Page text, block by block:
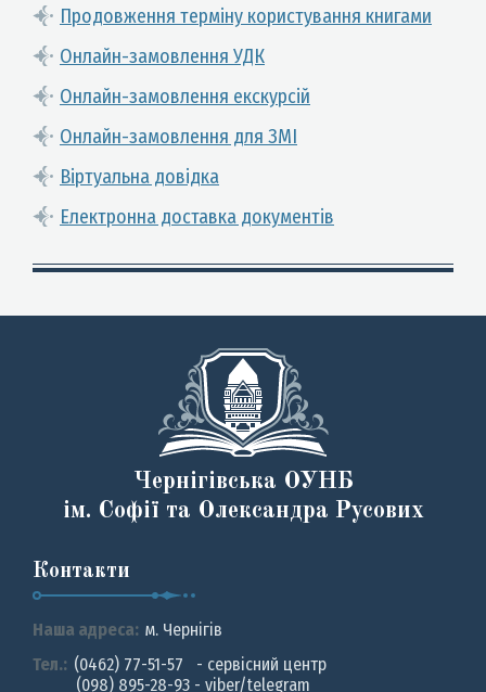
Продовження терміну користування книгами
Онлайн-замовлення УДК
Онлайн-замовлення екскурсій
Онлайн-замовлення для ЗМІ
Віртуальна довідка
Електронна доставка документів
Чернігівська ОУНБ
ім. Софії та Олександра Русових
Контакти
Наша адреса: м. Чернiгiв
Тел.: (0462) 77-51-57 - сервісний центр
(098) 895-28-93 - viber/telegram